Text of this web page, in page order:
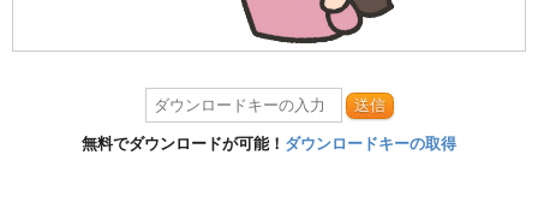
送信
無料でダウンロードが可能！ ダウンロードキーの取得